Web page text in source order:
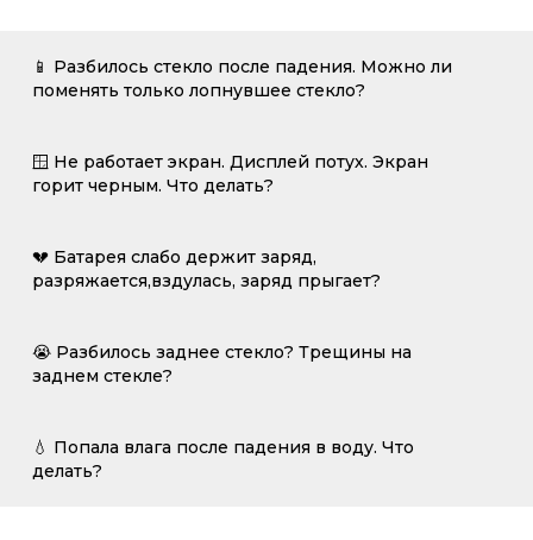
📱 Разбилось стекло после падения. Можно ли
поменять только лопнувшее стекло?
🪟 Не работает экран. Дисплей потух. Экран
горит черным. Что делать?
💔 Батарея слабо держит заряд,
разряжается,вздулась, заряд прыгает?
😭 Разбилось заднее стекло? Трещины на
заднем стекле?
💧 Попала влага после падения в воду. Что
делать?